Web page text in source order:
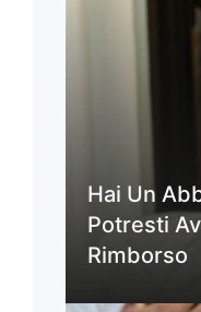
Hai Un
Potresti
Rimborso